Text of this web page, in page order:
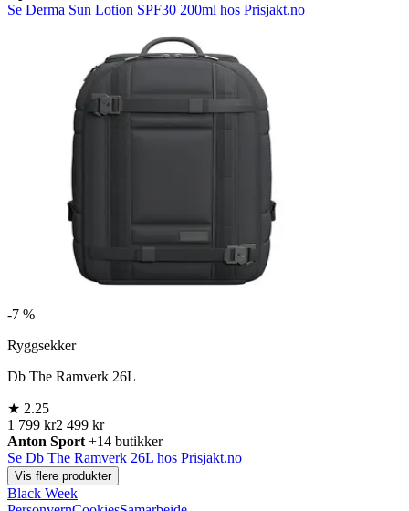
Se Derma Sun Lotion SPF30 200ml hos Prisjakt.no
-7 %
Ryggsekker
Db The Ramverk 26L
★ 2.25
1 799 kr2 499 kr
Anton Sport +14 butikker
Se Db The Ramverk 26L hos Prisjakt.no
Vis flere produkter
Black Week